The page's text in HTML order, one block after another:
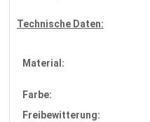
Technische Daten:
Material:
Farbe:
Freibewitterung: